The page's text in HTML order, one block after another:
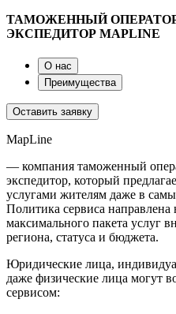
ТАМОЖЕННЫЙ
ЭКСПЕДИТОР MAPLINE
О нас
Преимущества
Оставить заявку
MapLine
— компания таможенный
экспедитор, который
услугами жителям даже в
Политика сервиса направлена
максимального пакета услуг
региона, статуса и бюджета.
Юридические лица,
даже физические лица могут
сервисом: